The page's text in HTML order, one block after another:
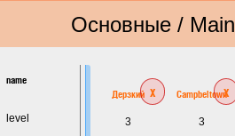
Основные / Main
name
level
Дерзкий x
3
Campbeltownx
3